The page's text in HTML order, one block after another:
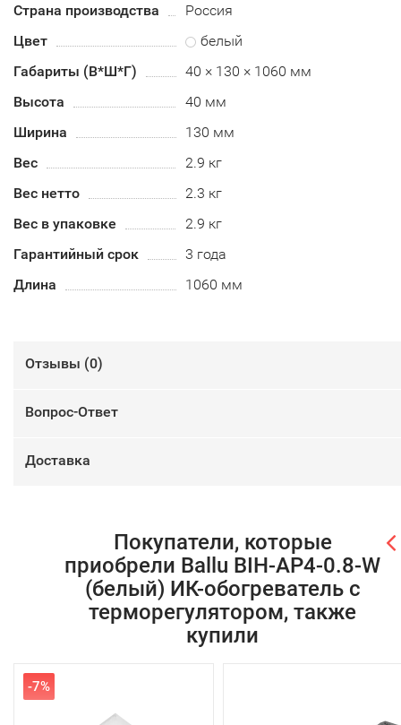
Страна производства
Россия
Цвет
белый
Габариты (В*Ш*Г)
40 × 130 × 1060 мм
Высота
40 мм
Ширина
130 мм
Вес
2.9 кг
Вес нетто
2.3 кг
Вес в упаковке
2.9 кг
Гарантийный срок
3 года
Длина
1060 мм
Отзывы (0)
Вопрос-Ответ
Доставка
Покупатели, которые
приобрели Ballu BIH-AP4-0.8-W
(белый) ИК-обогреватель с
терморегулятором, также
купили
-7%